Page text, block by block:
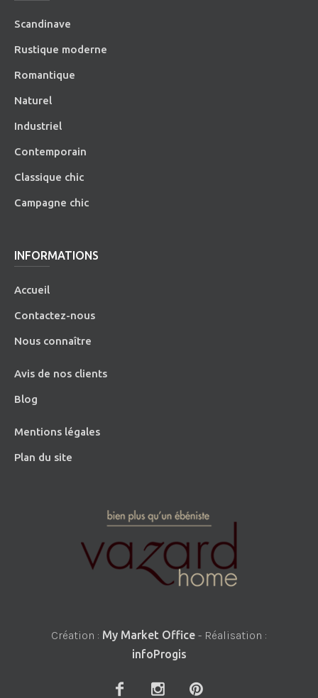
Scandinave
Rustique moderne
Romantique
Naturel
Industriel
Contemporain
Classique chic
Campagne chic
INFORMATIONS
Accueil
Contactez-nous
Nous connaître
Avis de nos clients
Blog
Mentions légales
Plan du site
Création : My Market Office - Réalisation :
infoProgis